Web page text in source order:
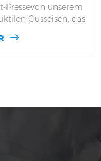
Pressevon unserem
Gusseisen, das
Gusseisen, kein